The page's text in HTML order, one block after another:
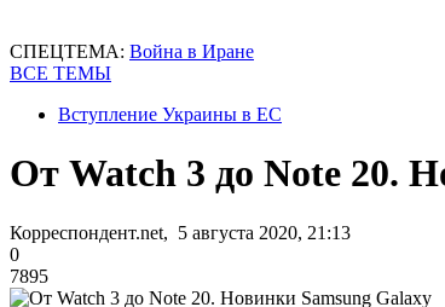
СПЕЦТЕМА: Война в Иране
ВСЕ ТЕМЫ
Вступление Украины в ЕС
От Watch 3 до Note 20.
Корреспондент.net, 5 августа 2020, 21:13
0
7895